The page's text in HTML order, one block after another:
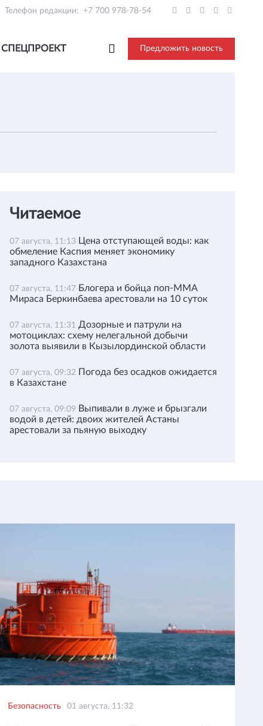
Телефон редакции: +7 700 978-78-54
СПЕЦПРОЕКТ Предложить новость
Читаемое
07 августа, 11:13 Цена отступающей воды: как
обмеление Каспия меняет экономику
западного Казахстана
07 августа, 11:47 Блогера и бойца поп-ММА
Мираса Беркинбаева арестовали на 10 суток
07 августа, 11:31 Дозорные и патрули на
мотоциклах: схему нелегальной добычи
золота выявили в Кызылординской области
07 августа, 09:32 Погода без осадков ожидается
в Казахстане
07 августа, 09:09 Выпивали в луже и брызгали
водой в детей: двоих жителей Астаны
арестовали за пьяную выходку
Безопасность 01 августа, 11:32